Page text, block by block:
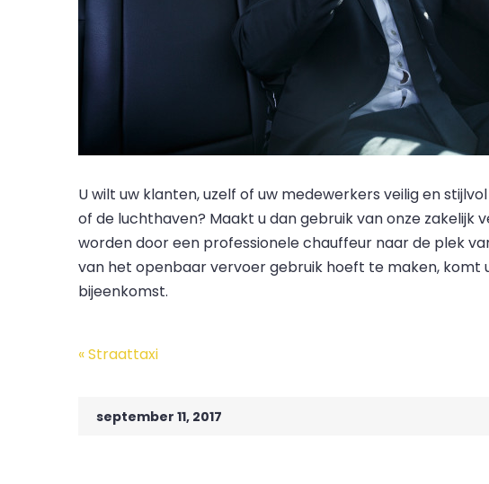
U wilt uw klanten, uzelf of uw medewerkers veilig en
of de luchthaven? Maakt u dan gebruik van onze zakelijk
worden door een professionele chauffeur naar de plek
van het openbaar vervoer gebruik hoeft te maken, komt
bijeenkomst.
Post
navigation
«Straattaxi
september 11, 2017